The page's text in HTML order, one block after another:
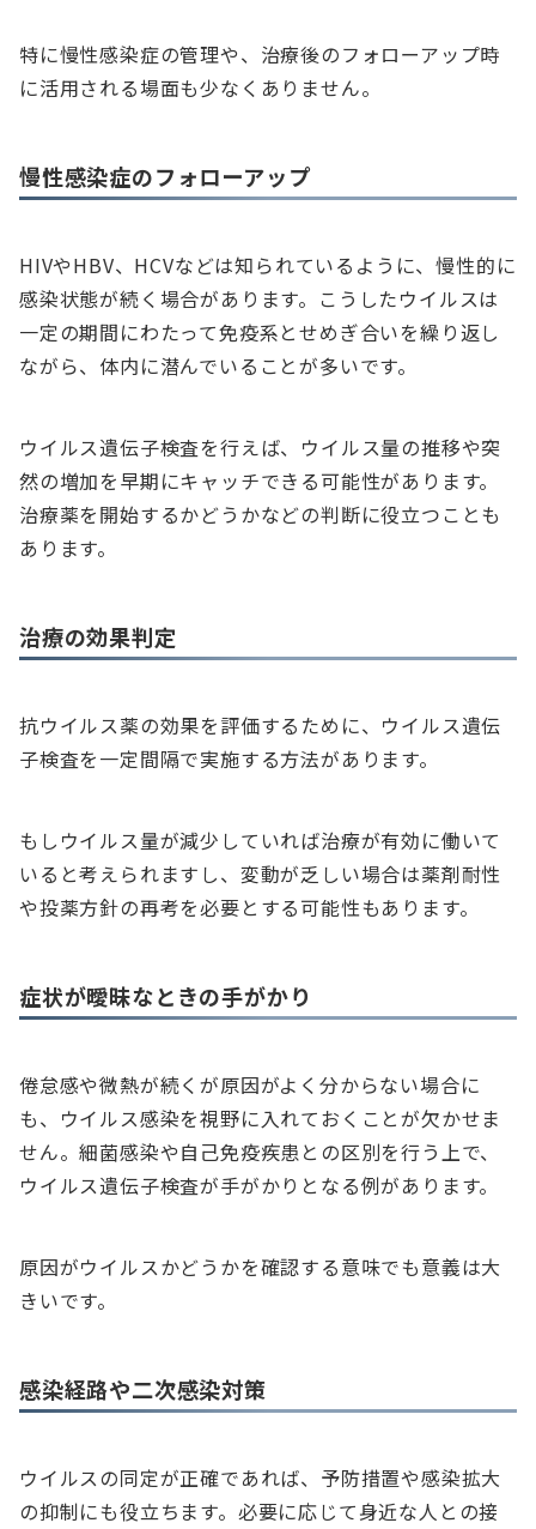
特に慢性感染症の管理や、治療後のフォローアップ時
に活用される場面も少なくありません。
慢性感染症のフォローアップ
HIVやHBV、HCVなどは知られているように、慢性的に
感染状態が続く場合があります。こうしたウイルスは
一定の期間にわたって免疫系とせめぎ合いを繰り返し
ながら、体内に潜んでいることが多いです。
ウイルス遺伝子検査を行えば、ウイルス量の推移や突
然の増加を早期にキャッチできる可能性があります。
治療薬を開始するかどうかなどの判断に役立つことも
あります。
治療の効果判定
抗ウイルス薬の効果を評価するために、ウイルス遺伝
子検査を一定間隔で実施する方法があります。
もしウイルス量が減少していれば治療が有効に働いて
いると考えられますし、変動が乏しい場合は薬剤耐性
や投薬方針の再考を必要とする可能性もあります。
症状が曖昧なときの手がかり
倦怠感や微熱が続くが原因がよく分からない場合に
も、ウイルス感染を視野に入れておくことが欠かせま
せん。細菌感染や自己免疫疾患との区別を行う上で、
ウイルス遺伝子検査が手がかりとなる例があります。
原因がウイルスかどうかを確認する意味でも意義は大
きいです。
感染経路や二次感染対策
ウイルスの同定が正確であれば、予防措置や感染拡大
の抑制にも役立ちます。必要に応じて身近な人との接